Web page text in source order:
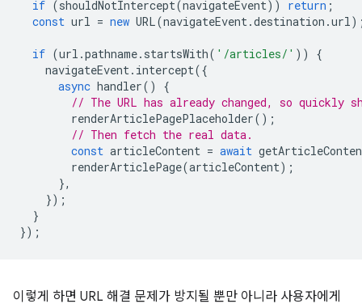
if (shouldNotIntercept(navigateEvent)) return ;
const url = new URL(navigateEvent.destination .url
if (url .pathname. startsWith( '/articles/' ))
{
navigateEvent. intercept({
async handler()
{
// The URL has already changed, so quickly
renderArticlePagePlaceholder();
// Then fetch the real data.
const articleContent = await
renderArticlePage(articleContent);
},
});
}
});
이렇게 하면 URL 해결 문제가 방지될 뿐만 아니라 사용자에게